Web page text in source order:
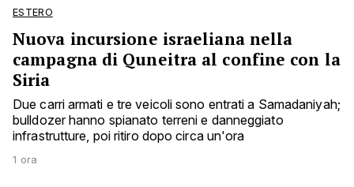
ESTERO
Nuova incursione israeliana nella
campagna di Quneitra al confine con la
Siria
Due carri armati e tre veicoli sono entrati a Samadaniyah;
bulldozer hanno spianato terreni e danneggiato
infrastrutture, poi ritiro dopo circa un'ora
1 ora